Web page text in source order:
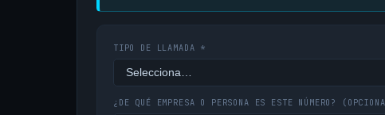
TIPO DE LLAMADA *
¿DE QUÉ EMPRESA O PERSONA ES ESTE NÚMERO?